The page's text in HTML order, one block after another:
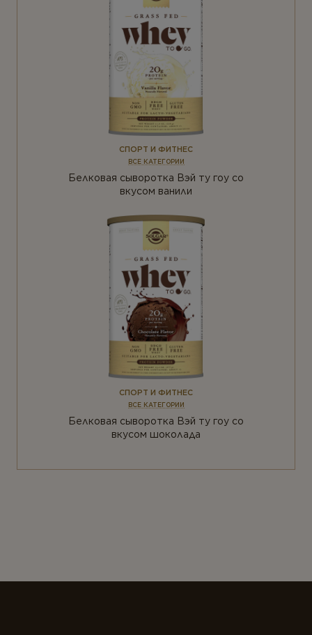
СПОРТ И ФИТНЕС
ВСЕ КАТЕГОРИИ
Белковая сыворотка Вэй ту гоу со
вкусом ванили
СПОРТ И ФИТНЕС
ВСЕ КАТЕГОРИИ
Белковая сыворотка Вэй ту гоу со
вкусом шоколада